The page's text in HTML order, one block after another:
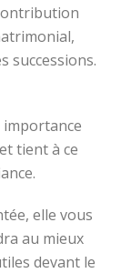
successions.
importance
tient à ce
elle vous
au mieux
devant le